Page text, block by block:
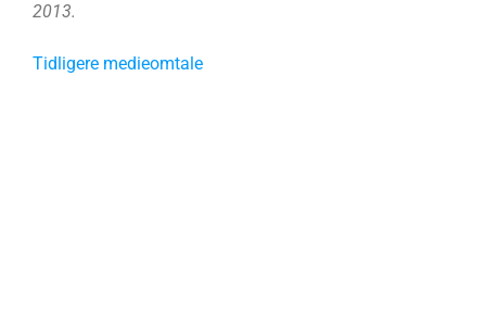
2013.
Tidligere medieomtale